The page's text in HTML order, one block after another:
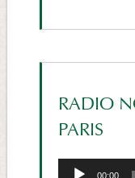
RADIO
PARIS
Lecteur
00:00